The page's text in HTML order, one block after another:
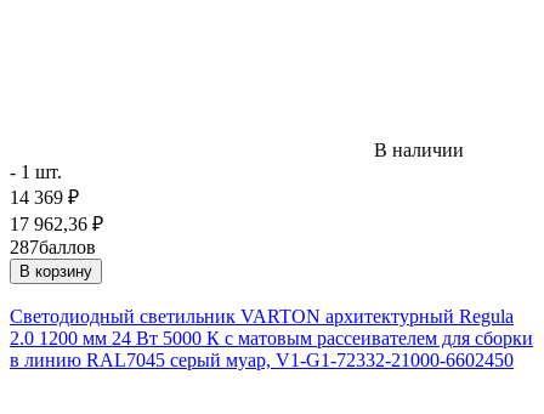
В наличии
- 1 шт.
14 369 ₽
17 962,36 ₽
287баллов
В корзину
Светодиодный светильник VARTON архитектурный Regula
2.0 1200 мм 24 Вт 5000 К с матовым рассеивателем для сборки
в линию RAL7045 серый муар, V1-G1-72332-21000-6602450